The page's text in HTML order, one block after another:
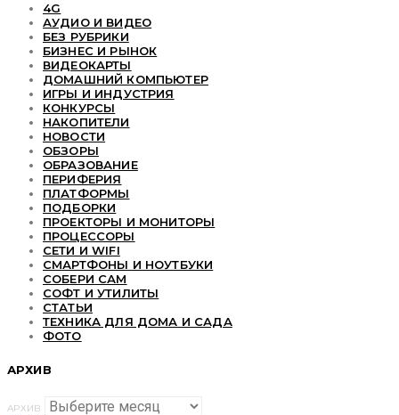
4G
АУДИО И ВИДЕО
БЕЗ РУБРИКИ
БИЗНЕС И РЫНОК
ВИДЕОКАРТЫ
ДОМАШНИЙ КОМПЬЮТЕР
ИГРЫ И ИНДУСТРИЯ
КОНКУРСЫ
НАКОПИТЕЛИ
НОВОСТИ
ОБЗОРЫ
ОБРАЗОВАНИЕ
ПЕРИФЕРИЯ
ПЛАТФОРМЫ
ПОДБОРКИ
ПРОЕКТОРЫ И МОНИТОРЫ
ПРОЦЕССОРЫ
СЕТИ И WIFI
СМАРТФОНЫ И НОУТБУКИ
СОБЕРИ САМ
СОФТ И УТИЛИТЫ
СТАТЬИ
ТЕХНИКА ДЛЯ ДОМА И САДА
ФОТО
АРХИВ
АРХИВ